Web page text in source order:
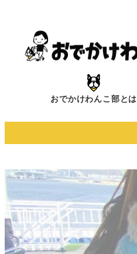
へ
動
おでかけわんこ部とは